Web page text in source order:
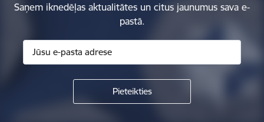
Saņem iknedēļas aktualitātes un citus jaunumus sava e-
pastā.